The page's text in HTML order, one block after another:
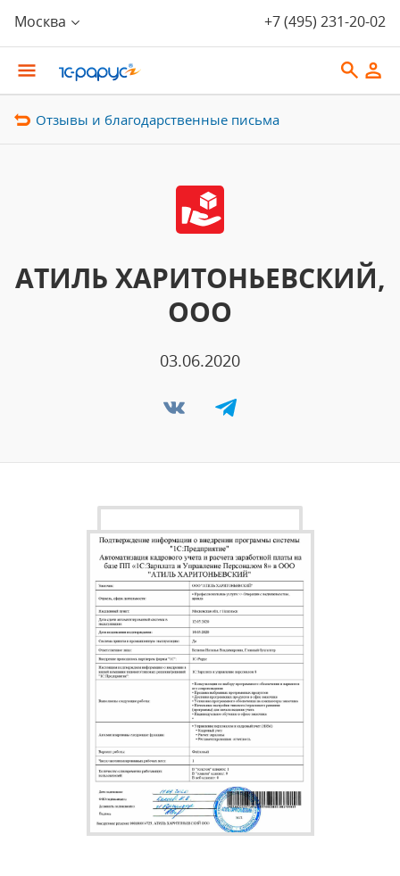
Москва +7 (495) 231-20-02
Отзывы и благодарственные письма
АТИЛЬ ХАРИТОНЬЕВСКИЙ,
ООО
03.06.2020